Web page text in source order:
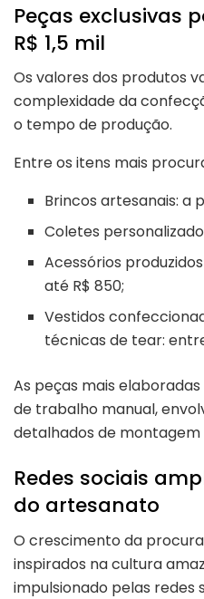
Peças exclusivas
R$ 1,5 mil
Os valores dos produtos
complexidade da
o tempo de produção.
Entre os itens mais
Brincos artesanais: a
Coletes
Acessórios
até R$ 850;
Vestidos
técnicas de tear: entre
As peças mais
de trabalho manual,
detalhados de
Redes sociais
do artesanato
O crescimento da
inspirados na cultura
impulsionado pelas redes